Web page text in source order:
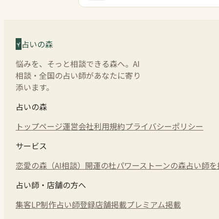
占いの森
悩みを、そっと相談できる森へ。AI
相談・全国の占い師があなたに寄り
添います。
占いの森
トップページ運営会社利用規約プライバシーポリシー
サービス
恋愛の森（AI相談） 開運の杜パワーストーンの森占い師
占い師・店舗の方へ
集客LP制作占い師登録店舗掲載プレミアム掲載